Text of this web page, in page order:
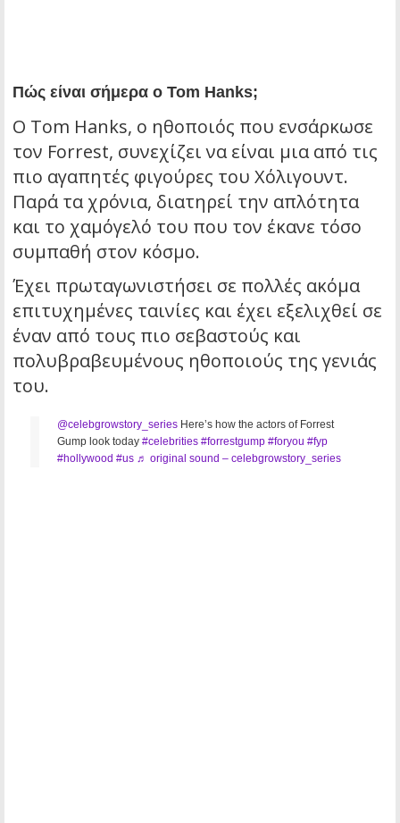
Πώς είναι σήμερα ο Tom Hanks;
Ο Tom Hanks, ο ηθοποιός που ενσάρκωσε
τον Forrest, συνεχίζει να είναι μια από τις
πιο αγαπητές φιγούρες του Χόλιγουντ.
Παρά τα χρόνια, διατηρεί την απλότητα
και το χαμόγελό του που τον έκανε τόσο
συμπαθή στον κόσμο.
Έχει πρωταγωνιστήσει σε πολλές ακόμα
επιτυχημένες ταινίες και έχει εξελιχθεί σε
έναν από τους πιο σεβαστούς και
πολυβραβευμένους ηθοποιούς της γενιάς
του.
@celebgrowstory_series Here’s how the actors of Forrest
Gump look today #celebrities #forrestgump #foryou #fyp
#hollywood #us ♬ original sound – celebgrowstory_series